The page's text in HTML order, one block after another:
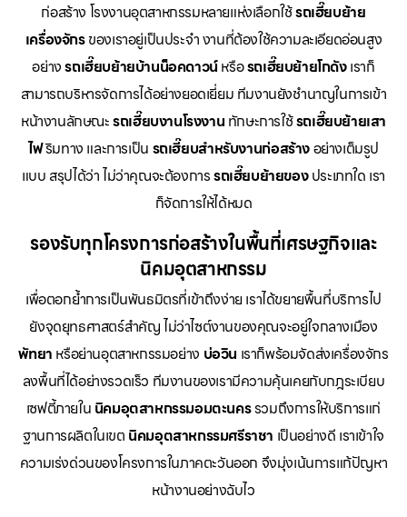
ก่อสร้าง โรงงานอุตสาหกรรมหลายแห่งเลือกใช้รถเฮี๊ยบย้าย
เครื่องจักรของเราอยู่เป็นประจำ งานที่ต้องใช้ความละเอียดอ่อนสูง
อย่างรถเฮี๊ยบย้ายบ้านน็อคดาวน์หรือรถเฮี๊ยบย้ายโกดังเราก็
สามารถบริหารจัดการได้อย่างยอดเยี่ยม ทีมงานยังชำนาญในการเข้า
หน้างานลักษณะรถเฮี๊ยบงานโรงงาน ทักษะการใช้รถเฮี๊ยบย้ายเสา
ไฟริมทาง และการเป็น รถเฮี๊ยบสำหรับงานก่อสร้างอย่างเต็มรูป
แบบ สรุปได้ว่า ไม่ว่าคุณจะต้องการรถเฮี๊ยบย้ายของประเภทใด เรา
ก็จัดการให้ได้หมด
รองรับทุกโครงการก่อสร้างในพื้นที่เศรษฐกิจและ
นิคมอุตสาหกรรม
เพื่อตอกย้ำการเป็นพันธมิตรที่เข้าถึงง่าย เราได้ขยายพื้นที่บริการไป
ยังจุดยุทธศาสตร์สำคัญ ไม่ว่าไซต์งานของคุณจะอยู่ใจกลางเมือง
พัทยา หรือย่านอุตสาหกรรมอย่าง บ่อวิน เราก็พร้อมจัดส่งเครื่องจักร
ลงพื้นที่ได้อย่างรวดเร็ว ทีมงานของเรามีความคุ้นเคยกับกฎระเบียบ
เซฟตี้ภายใน นิคมอุตสาหกรรมอมตะนครรวมถึงการให้บริการแก่
ฐานการผลิตในเขต นิคมอุตสาหกรรมศรีราชา เป็นอย่างดี เราเข้าใจ
ความเร่งด่วนของโครงการในภาคตะวันออก จึงมุ่งเน้นการแก้ปัญหา
หน้างานอย่างฉับไว